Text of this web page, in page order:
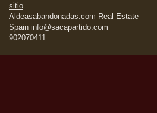
sitio
Aldeasabandonadas.com Real Estate
Spain info@sacapartido.com
902070411